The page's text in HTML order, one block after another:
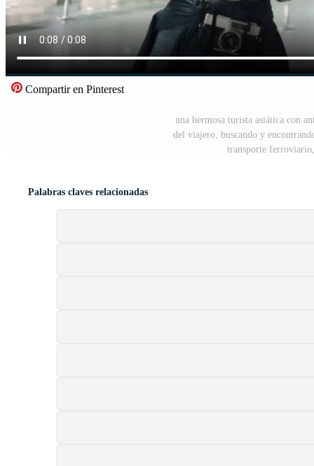
Compartir en Pinterest
una hermosa turista asiática con
del viajero, buscando y
transporte
Palabras claves relacionadas